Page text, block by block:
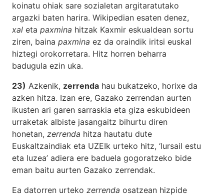
koinatu ohiak sare sozialetan argitaratutako
argazki baten harira. Wikipedian esaten denez,
xal eta paxmina hitzak Kaxmir eskualdean sortu
ziren, baina paxmina ez da oraindik iritsi euskal
hiztegi orokorretara. Hitz horren beharra
badugula ezin uka.
23) Azkenik, zerrenda hau bukatzeko, horixe da
azken hitza. Izan ere, Gazako zerrendan aurten
ikusten ari garen sarraskia eta giza eskubideen
urraketak albiste jasangaitz bihurtu diren
honetan, zerrenda hitza hautatu dute
Euskaltzaindiak eta UZEIk urteko hitz, ‘lursail estu
eta luzea’ adiera ere baduela gogoratzeko bide
eman baitu aurten Gazako zerrendak.
Ea datorren urteko zerrenda osatzean hizpide